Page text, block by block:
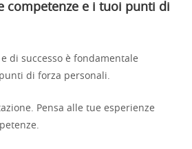
competenze e i tuoi punti di
di successo è fondamentale
di forza personali.
Pensa alle tue esperienze